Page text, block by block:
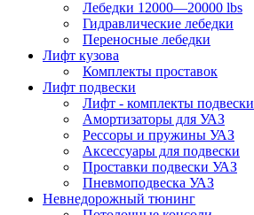
Лебедки 12000—20000 lbs
Гидравлические лебедки
Переносные лебедки
Лифт кузова
Комплекты проставок
Лифт подвески
Лифт - комплекты подвески
Амортизаторы для УАЗ
Рессоры и пружины УАЗ
Аксессуары для подвески
Проставки подвески УАЗ
Пневмоподвеска УАЗ
Невнедорожный тюнинг